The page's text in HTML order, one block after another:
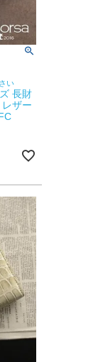
い
長財
ザー